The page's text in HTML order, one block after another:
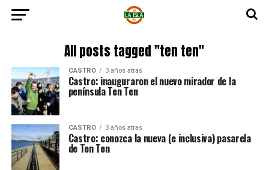
All posts tagged "ten ten"
CASTRO 3 años atras
Castro: inauguraron el nuevo mirador de la
península Ten Ten
CASTRO 3 años atras
Castro: conozca la nueva (e inclusiva) pasarela
de Ten Ten